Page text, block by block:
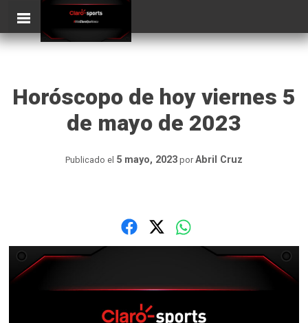
content
ClaroSports
Horóscopo de hoy viernes 5
de mayo de 2023
Publicado el 5 mayo, 2023 por Abril Cruz